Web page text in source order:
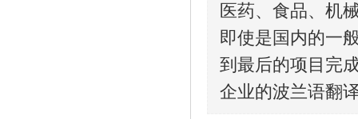
医药、食品、机
即使是国内的一
到最后的项目完
企业的波兰语翻